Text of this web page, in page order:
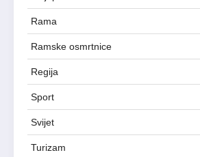
Rama
Ramske osmrtnice
Regija
Sport
Svijet
Turizam